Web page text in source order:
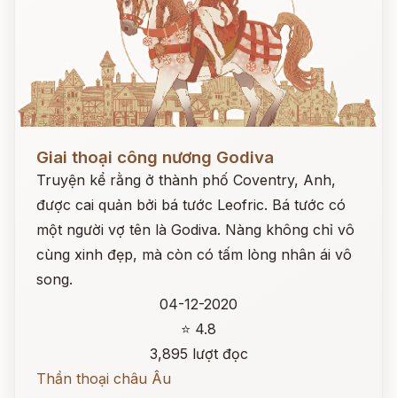
Giai thoại công nương Godiva
Truyện kể rằng ở thành phố Coventry, Anh,
được cai quản bởi bá tước Leofric. Bá tước có
một người vợ tên là Godiva. Nàng không chỉ vô
cùng xinh đẹp, mà còn có tấm lòng nhân ái vô
song.
04-12-2020
⭐ 4.8
3,895 lượt đọc
Thần thoại châu Âu